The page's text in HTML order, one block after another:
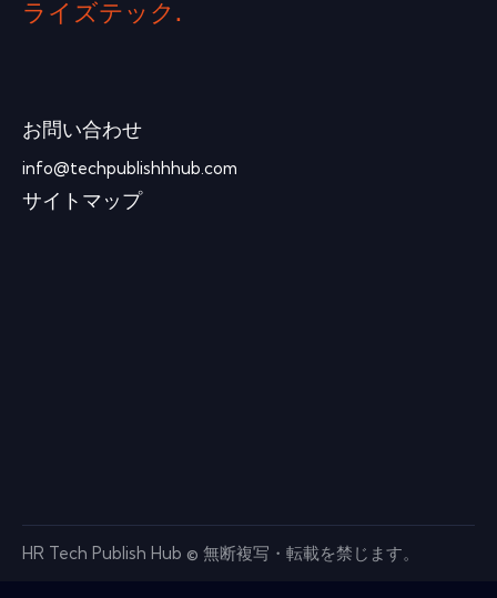
ライズテック.
お問い合わせ
info@techpublishhhub.com
サイトマップ
HR Tech Publish Hub © 無断複写・転載を禁じます。